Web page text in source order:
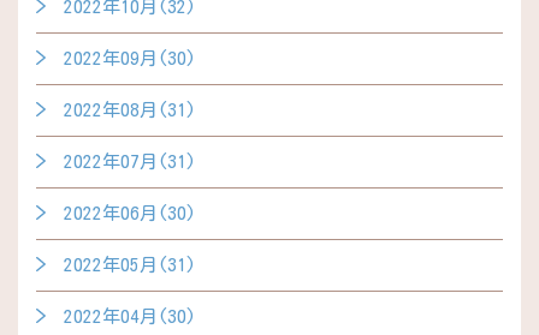
2022年10月(32)
2022年09月(30)
2022年08月(31)
2022年07月(31)
2022年06月(30)
2022年05月(31)
2022年04月(30)